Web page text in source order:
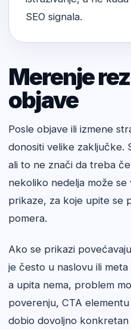
SEO signala.
Merenje
objave
Posle objave ili izmene
donositi velike zaključke.
ali to ne znači da treba
nekoliko nedelja može se
prikaze, za koje upite se
pomera.
Ako se prikazi
je često u naslovu ili
a upita nema, problem
poverenju, CTA
dobio dovoljno konkretan